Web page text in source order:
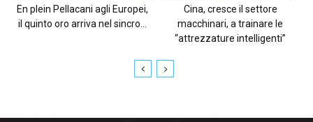
En plein Pellacani agli Europei,
il quinto oro arriva nel sincro...
Cina, cresce il settore
macchinari, a trainare le
“attrezzature intelligenti”